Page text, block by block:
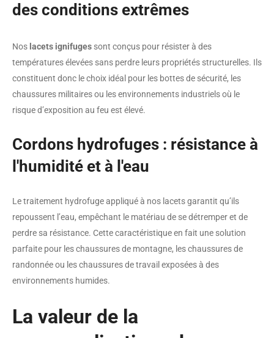
des conditions extrêmes
Nos lacets ignifuges sont conçus pour résister à des
températures élevées sans perdre leurs propriétés structurelles. Ils
constituent donc le choix idéal pour les bottes de sécurité, les
chaussures militaires ou les environnements industriels où le
risque d’exposition au feu est élevé.
Cordons hydrofuges : résistance à
l'humidité et à l'eau
Le traitement hydrofuge appliqué à nos lacets garantit qu’ils
repoussent l’eau, empêchant le matériau de se détremper et de
perdre sa résistance. Cette caractéristique en fait une solution
parfaite pour les chaussures de montagne, les chaussures de
randonnée ou les chaussures de travail exposées à des
environnements humides.
La valeur de la